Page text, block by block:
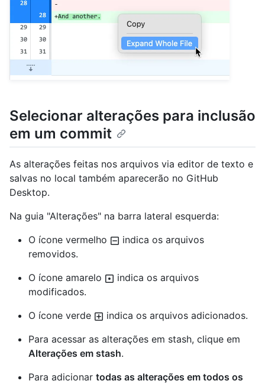
Selecionar alterações para inclusão
em um commit
As alterações feitas nos arquivos via editor de texto e
salvas no local também aparecerão no GitHub
Desktop.
Na guia "Alterações" na barra lateral esquerda:
O ícone vermelho
indica os arquivos
removidos.
O ícone amarelo
indica os arquivos
modificados.
O ícone verde
indica os arquivos adicionados.
Para acessar as alterações em stash, clique em
Alterações em stash.
Para adicionar todas as alterações em todos os